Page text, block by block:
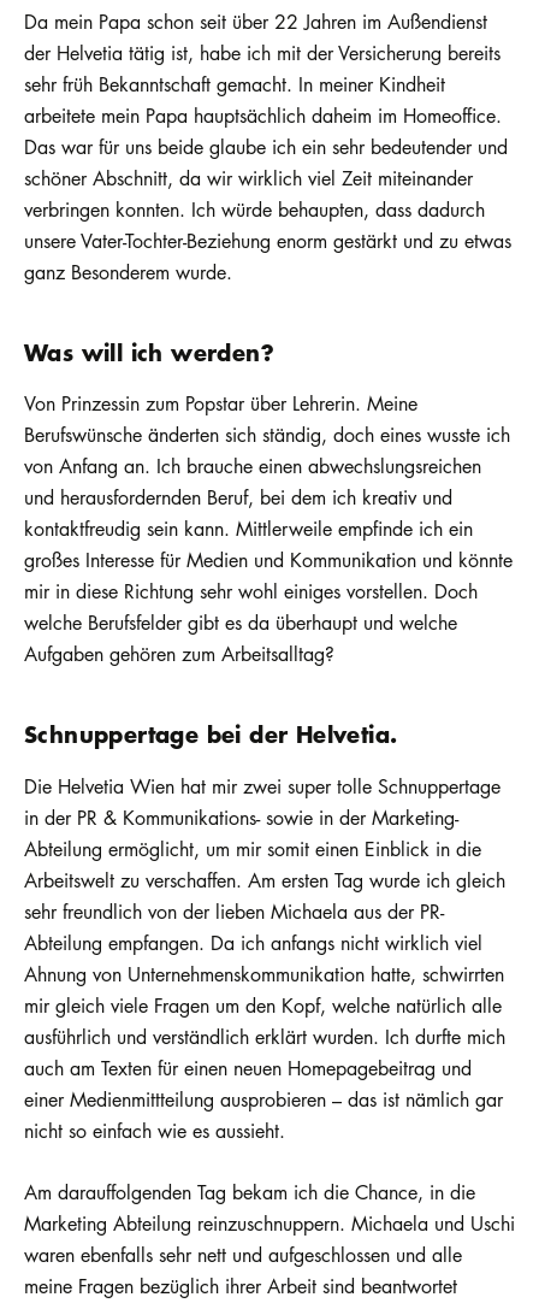
Da mein Papa schon seit über 22 Jahren im Außendienst
der Helvetia tätig ist, habe ich mit der Versicherung bereits
sehr früh Bekanntschaft gemacht. In meiner Kindheit
arbeitete mein Papa hauptsächlich daheim im Homeoffice.
Das war für uns beide glaube ich ein sehr bedeutender und
schöner Abschnitt, da wir wirklich viel Zeit miteinander
verbringen konnten. Ich würde behaupten, dass dadurch
unsere Vater-Tochter-Beziehung enorm gestärkt und zu etwas
ganz Besonderem wurde.
Was will ich werden?
Von Prinzessin zum Popstar über Lehrerin. Meine
Berufswünsche änderten sich ständig, doch eines wusste ich
von Anfang an. Ich brauche einen abwechslungsreichen
und herausfordernden Beruf, bei dem ich kreativ und
kontaktfreudig sein kann. Mittlerweile empfinde ich ein
großes Interesse für Medien und Kommunikation und könnte
mir in diese Richtung sehr wohl einiges vorstellen. Doch
welche Berufsfelder gibt es da überhaupt und welche
Aufgaben gehören zum Arbeitsalltag?
Schnuppertage bei der Helvetia.
Die Helvetia Wien hat mir zwei super tolle Schnuppertage
in der PR & Kommunikations- sowie in der Marketing-
Abteilung ermöglicht, um mir somit einen Einblick in die
Arbeitswelt zu verschaffen. Am ersten Tag wurde ich gleich
sehr freundlich von der lieben Michaela aus der PR-
Abteilung empfangen. Da ich anfangs nicht wirklich viel
Ahnung von Unternehmenskommunikation hatte, schwirrten
mir gleich viele Fragen um den Kopf, welche natürlich alle
ausführlich und verständlich erklärt wurden. Ich durfte mich
auch am Texten für einen neuen Homepagebeitrag und
einer Medienmittteilung ausprobieren – das ist nämlich gar
nicht so einfach wie es aussieht.
Am darauffolgenden Tag bekam ich die Chance, in die
Marketing Abteilung reinzuschnuppern. Michaela und Uschi
waren ebenfalls sehr nett und aufgeschlossen und alle
meine Fragen bezüglich ihrer Arbeit sind beantwortet